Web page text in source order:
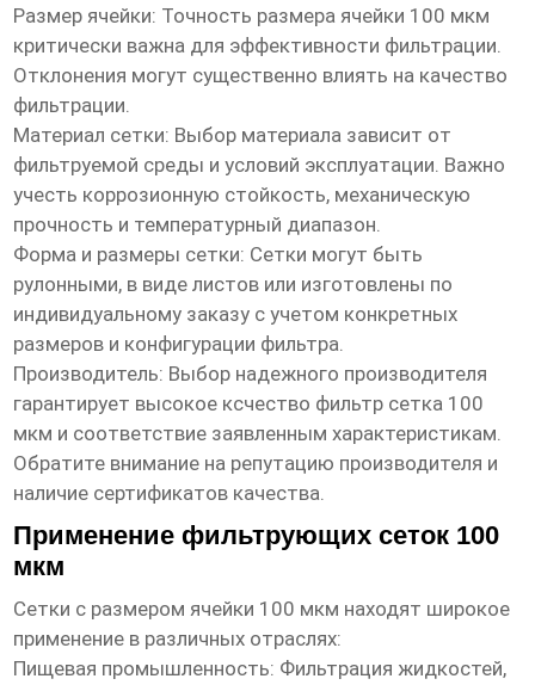
Размер ячейки: Точность размера ячейки 100 мкм
критически важна для эффективности фильтрации.
Отклонения могут существенно влиять на качество
фильтрации.
Материал сетки: Выбор материала зависит от
фильтруемой среды и условий эксплуатации. Важно
учесть коррозионную стойкость, механическую
прочность и температурный диапазон.
Форма и размеры сетки: Сетки могут быть
рулонными, в виде листов или изготовлены по
индивидуальному заказу с учетом конкретных
размеров и конфигурации фильтра.
Производитель: Выбор надежного производителя
гарантирует высокое ксчество фильтр сетка 100
мкм и соответствие заявленным характеристикам.
Обратите внимание на репутацию производителя и
наличие сертификатов качества.
Применение фильтрующих сеток 100
мкм
Сетки с размером ячейки 100 мкм находят широкое
применение в различных отраслях:
Пищевая промышленность: Фильтрация жидкостей,